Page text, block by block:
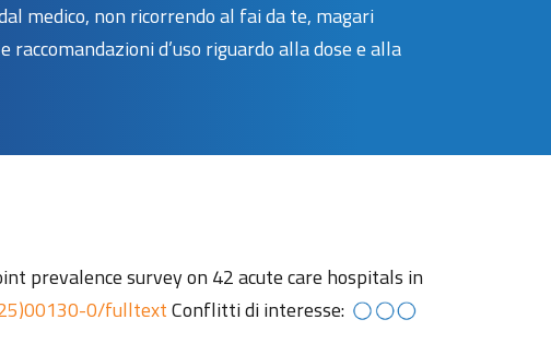
medico, non ricorrendo al fai da te, magari
d’uso riguardo alla dose e alla
prevalence survey on 42 acute care hospitals in
0/fulltextConflitti di interesse: